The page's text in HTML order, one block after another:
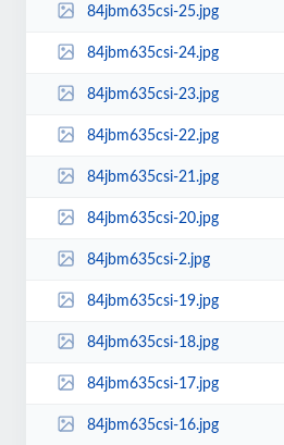
84jbm635csi-25.jpg
84jbm635csi-24.jpg
84jbm635csi-23.jpg
84jbm635csi-22.jpg
84jbm635csi-21.jpg
84jbm635csi-20.jpg
84jbm635csi-2.jpg
84jbm635csi-19.jpg
84jbm635csi-18.jpg
84jbm635csi-17.jpg
84jbm635csi-16.jpg